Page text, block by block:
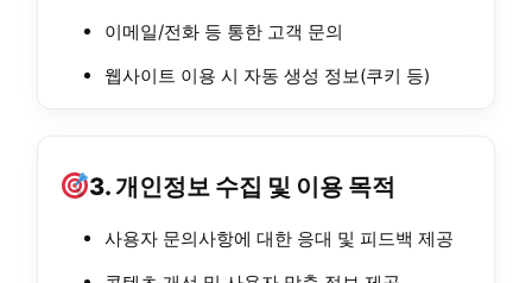
이메일/전화 등 통한 고객 문의
웹사이트 이용 시 자동 생성 정보(쿠키 등)
3. 개인정보 수집 및 이용 목적
사용자 문의사항에 대한 응대 및 피드백 제공